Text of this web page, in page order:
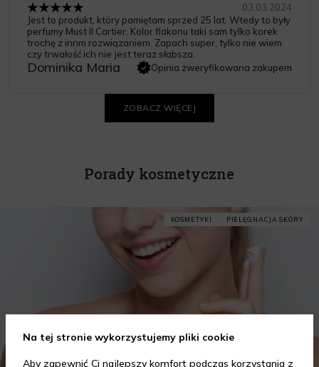
03.03.2024
Jest to produkt, ktöry pamiętam sprzed 25 lat. Wtedy to były
perfumy Must II Cartier. Kolor flakonu taki sam tylko korek
trochę z innm rozwiązaniem. Zapach super, tylko nie wiem
czy trwałość ich nie jest teraz słabsza.
Dominika Maria Opinia zweryfikowana zakupem
ZOBACZ WIĘCEJ
Porady kosmetyczne
KOSMETYKI PIELĘGNACJA SKÓRY
Na tej stronie wykorzystujemy pliki cookie
Aby zapewnić Ci najlepszy komfort podczas korzystania z